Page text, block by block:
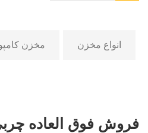
انواع مخزن مخزن
فروش فوق العاده